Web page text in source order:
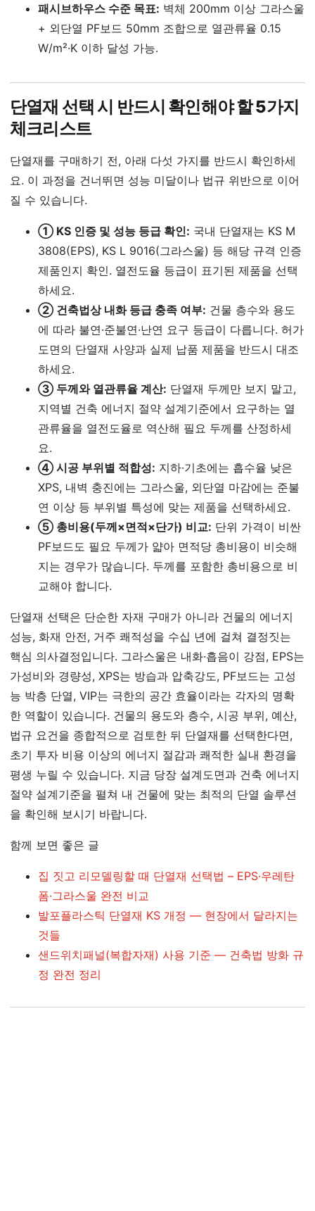
패시브하우스 수준 목표: 벽체 200mm 이상 그라스울
+ 외단열 PF보드 50mm 조합으로 열관류율 0.15
W/m²·K 이하 달성 가능.
단열재 선택 시 반드시 확인해야 할 5가지
체크리스트
단열재를 구매하기 전, 아래 다섯 가지를 반드시 확인하세
요. 이 과정을 건너뛰면 성능 미달이나 법규 위반으로 이어
질 수 있습니다.
① KS 인증 및 성능 등급 확인: 국내 단열재는 KS M
3808(EPS), KS L 9016(그라스울) 등 해당 규격 인증
제품인지 확인. 열전도율 등급이 표기된 제품을 선택
하세요.
② 건축법상 내화 등급 충족 여부: 건물 층수와 용도
에 따라 불연·준불연·난연 요구 등급이 다릅니다. 허가
도면의 단열재 사양과 실제 납품 제품을 반드시 대조
하세요.
③ 두께와 열관류율 계산: 단열재 두께만 보지 말고,
지역별 건축 에너지 절약 설계기준에서 요구하는 열
관류율을 열전도율로 역산해 필요 두께를 산정하세
요.
④ 시공 부위별 적합성: 지하·기초에는 흡수율 낮은
XPS, 내벽 충진에는 그라스울, 외단열 마감에는 준불
연 이상 등 부위별 특성에 맞는 제품을 선택하세요.
⑤ 총비용(두께×면적×단가) 비교: 단위 가격이 비싼
PF보드도 필요 두께가 얇아 면적당 총비용이 비슷해
지는 경우가 많습니다. 두께를 포함한 총비용으로 비
교해야 합니다.
단열재 선택은 단순한 자재 구매가 아니라 건물의 에너지
성능, 화재 안전, 거주 쾌적성을 수십 년에 걸쳐 결정짓는
핵심 의사결정입니다. 그라스울은 내화·흡음이 강점, EPS는
가성비와 경량성, XPS는 방습과 압축강도, PF보드는 고성
능 박층 단열, VIP는 극한의 공간 효율이라는 각자의 명확
한 역할이 있습니다. 건물의 용도와 층수, 시공 부위, 예산,
법규 요건을 종합적으로 검토한 뒤 단열재를 선택한다면,
초기 투자 비용 이상의 에너지 절감과 쾌적한 실내 환경을
평생 누릴 수 있습니다. 지금 당장 설계도면과 건축 에너지
절약 설계기준을 펼쳐 내 건물에 맞는 최적의 단열 솔루션
을 확인해 보시기 바랍니다.
함께 보면 좋은 글
집 짓고 리모델링할 때 단열재 선택법 – EPS·우레탄
폼·그라스울 완전 비교
발포플라스틱 단열재 KS 개정 — 현장에서 달라지는
것들
샌드위치패널(복합자재) 사용 기준 — 건축법 방화 규
정 완전 정리